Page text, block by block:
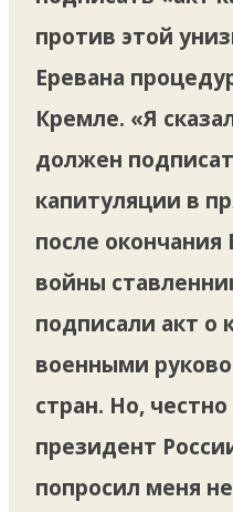
против этой
Еревана
Кремле. «Я
должен
капитуляции в
после
войны
подписали акт о
военными
стран. Но, честно
президент
попросил меня